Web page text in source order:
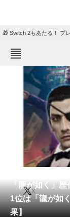
🎁 Switch 2もあたる！ プ
ねとらぼメニュ
エンタメ
会員記事
メディア
「龍が如く」
1位は「龍が如
果】
X